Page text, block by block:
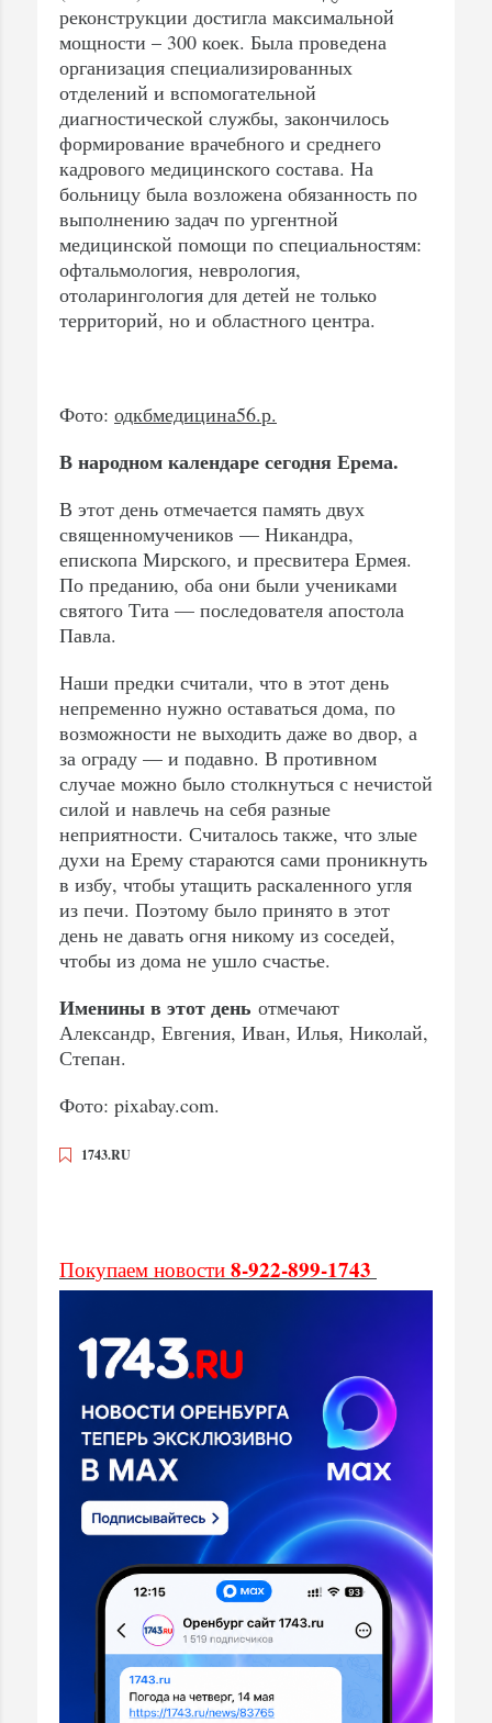
реконструкции достигла максимальной
мощности – 300 коек. Была проведена
организация специализированных
отделений и вспомогательной
диагностической службы, закончилось
формирование врачебного и среднего
кадрового медицинского состава. На
больницу была возложена обязанность по
выполнению задач по ургентной
медицинской помощи по специальностям:
офтальмология, неврология,
отоларингология для детей не только
территорий, но и областного центра.
Фото: одкбмедицина56.р.
В народном календаре сегодня Ерема.
В этот день отмечается память двух
священномучеников — Никандра,
епископа Мирского, и пресвитера Ермея.
По преданию, оба они были учениками
святого Тита — последователя апостола
Павла.
Наши предки считали, что в этот день
непременно нужно оставаться дома, по
возможности не выходить даже во двор, а
за ограду — и подавно. В противном
случае можно было столкнуться с нечистой
силой и навлечь на себя разные
неприятности. Считалось также, что злые
духи на Ерему стараются сами проникнуть
в избу, чтобы утащить раскаленного угля
из печи. Поэтому было принято в этот
день не давать огня никому из соседей,
чтобы из дома не ушло счастье.
Именины в этот день отмечают
Александр, Евгения, Иван, Илья, Николай,
Степан.
Фото: pixabay.com.
1743.RU
Покупаем новости 8-922-899-1743